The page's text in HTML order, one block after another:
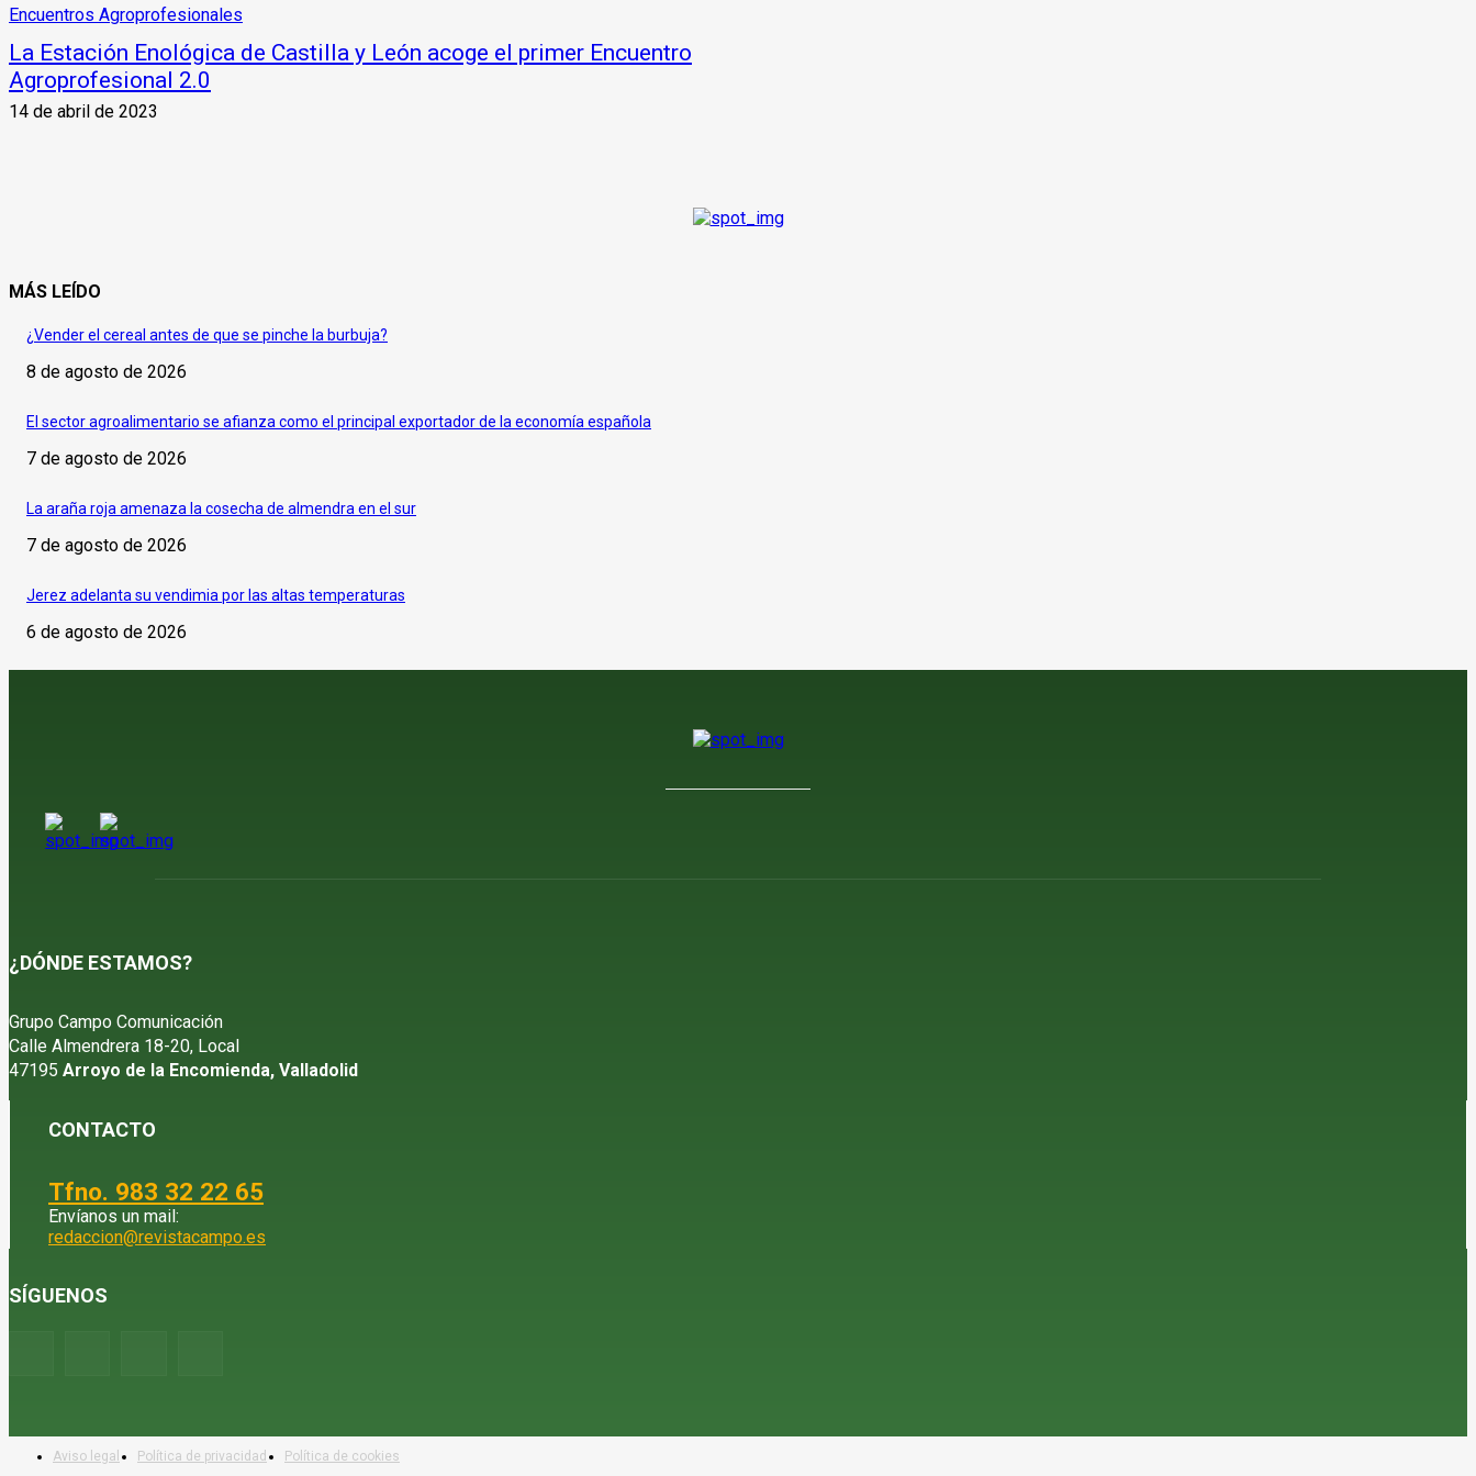
Encuentros Agroprofesionales
La Estación Enológica de Castilla y León acoge el primer Encuentro
Agroprofesional 2.0
14 de abril de 2023
MÁS LEÍDO
¿Vender el cereal antes de que se pinche la burbuja?
8 de agosto de 2026
El sector agroalimentario se afianza como el principal exportador de la economía española
7 de agosto de 2026
La araña roja amenaza la cosecha de almendra en el sur
7 de agosto de 2026
Jerez adelanta su vendimia por las altas temperaturas
6 de agosto de 2026
¿DÓNDE ESTAMOS?
Grupo Campo Comunicación
Calle Almendrera 18-20, Local
47195 Arroyo de la Encomienda, Valladolid
CONTACTO
Tfno. 983 32 22 65
Envíanos un mail:
redaccion@revistacampo.es
SÍGUENOS
Aviso legal Política de privacidad Política de cookies